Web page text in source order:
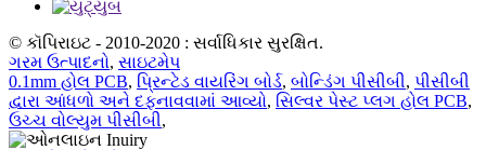
© કૉપિરાઇટ - 2010-2020 : સર્વાધિકાર સુરક્ષિત.
ગરમ ઉત્પાદનો, સાઇટમેપ
0.1mm હોલ PCB, પ્રિન્ટેડ વાયરિંગ બોર્ડ, બોન્ડિંગ પીસીબી, પીસીબી
દ્વારા આંધળો અને દફનાવવામાં આવ્યો, સિલ્વર પેસ્ટ પ્લગ હોલ PCB,
ઉચ્ચ વોલ્યુમ પીસીબી,